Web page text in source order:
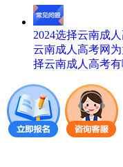
2024选择云南成
云南成人高考网
择云南成人高考